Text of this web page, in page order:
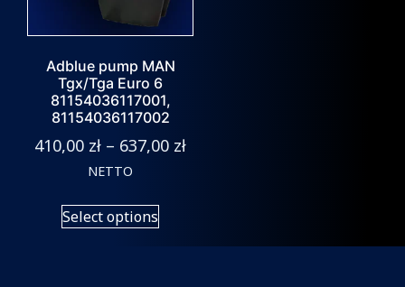
Adblue pump MAN
Tgx/Tga Euro 6
81154036117001,
81154036117002
410,00 zł – 637,00 zł
NETTO
Select options